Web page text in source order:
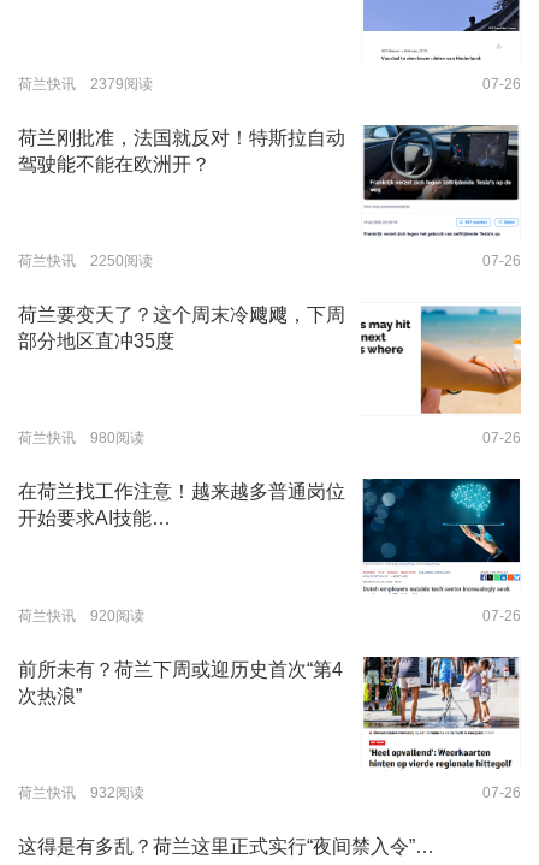
荷兰快讯 2379阅读 07-26
荷兰刚批准，法国就反对！特斯拉自动
驾驶能不能在欧洲开？
荷兰快讯 2250阅读 07-26
荷兰要变天了？这个周末冷飕飕，下周
部分地区直冲35度
荷兰快讯 980阅读 07-26
在荷兰找工作注意！越来越多普通岗位
开始要求AI技能…
荷兰快讯 920阅读 07-26
前所未有？荷兰下周或迎历史首次“第4
次热浪”
荷兰快讯 932阅读 07-26
这得是有多乱？荷兰这里正式实行“夜间禁入令”…